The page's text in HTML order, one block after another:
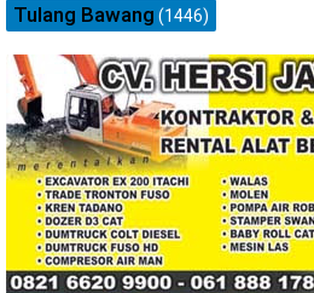
Tulang Bawang (1446)